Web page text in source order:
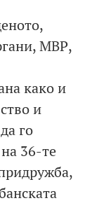
МВР,
како и
и
го
36-те